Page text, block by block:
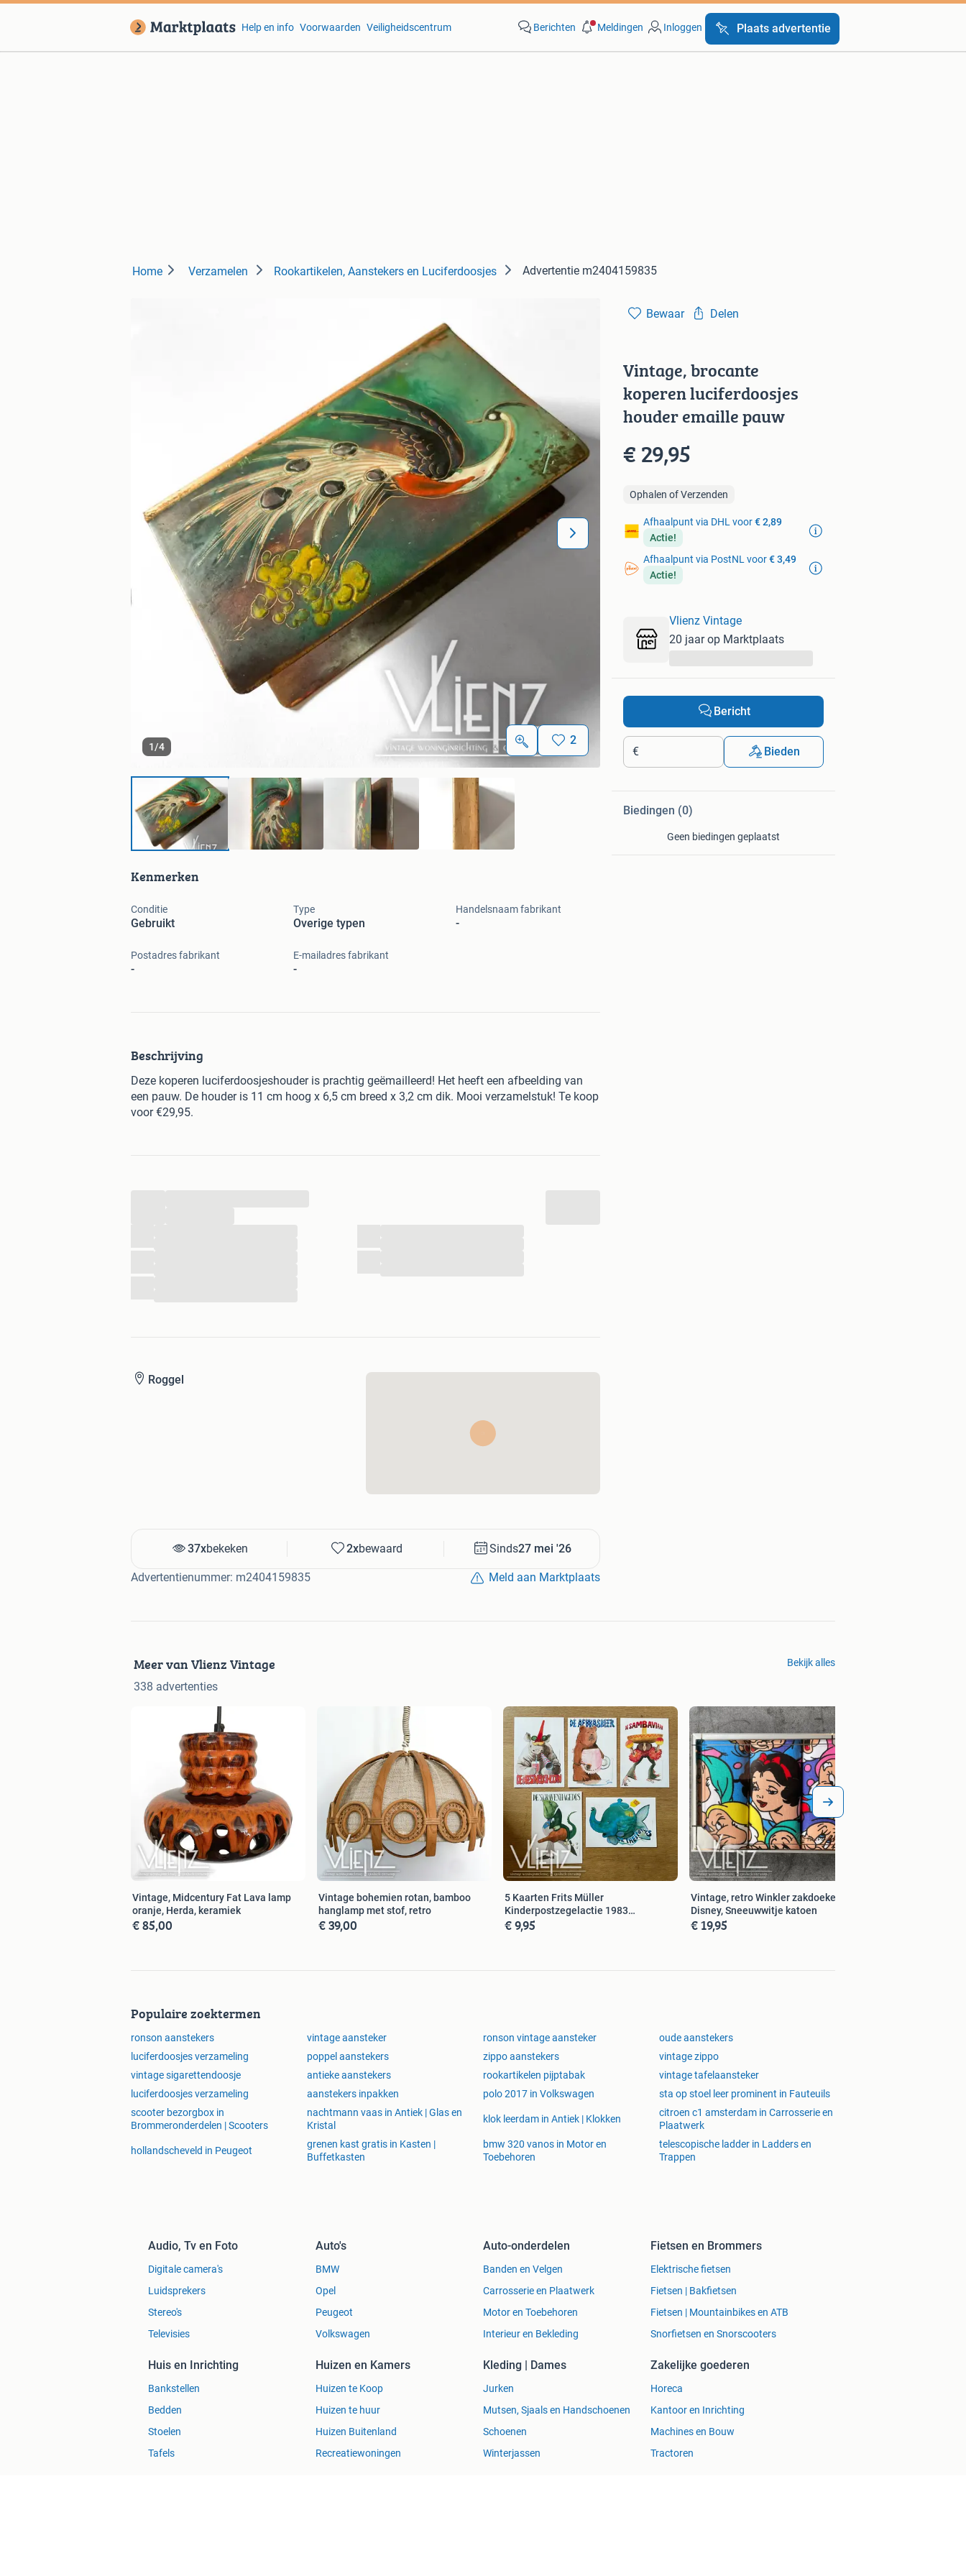
Help en info Voorwaarden Veiligheidscentrum Berichten Meldingen Inloggen Plaats advertentie
Home Verzamelen Rookartikelen, Aanstekers en Luciferdoosjes Advertentie m2404159835
1/4 2
Kenmerken
Conditie
Gebruikt
Type
Overige typen
Handelsnaam fabrikant
-
Postadres fabrikant
-
E-mailadres fabrikant
-
Beschrijving
Deze koperen luciferdoosjeshouder is prachtig geëmailleerd! Het heeft een afbeelding van
een pauw. De houder is 11 cm hoog x 6,5 cm breed x 3,2 cm dik. Mooi verzamelstuk! Te koop
voor €29,95.
Roggel
37xbekeken 2xbewaard Sinds27 mei '26
Advertentienummer: m2404159835 Meld aan Marktplaats
Bewaar Delen
Vintage, brocante
koperen luciferdoosjes
houder emaille pauw
€ 29,95
Ophalen of Verzenden
Afhaalpunt via DHL voor€ 2,89
Actie!
Afhaalpunt via PostNL voor€ 3,49
Actie!
Vlienz Vintage
20 jaar op Marktplaats
Bericht
€ Bieden
Biedingen (0)
Geen biedingen geplaatst
Meer van Vlienz Vintage
338 advertenties
Bekijk alles
Vintage, Midcentury Fat Lava lamp
oranje, Herda, keramiek
€ 85,00
Vintage bohemien rotan, bamboo
hanglamp met stof, retro
€ 39,00
5 Kaarten Frits Müller
Kinderpostzegelactie 1983
wenskaart
€ 9,95
Vintage, retro Winkler zakdoeken
Disney, Sneeuwwitje katoen
€ 19,95
Populaire zoektermen
ronson aanstekers vintage aansteker ronson vintage aansteker
oude aanstekers
luciferdoosjes verzameling
poppel aanstekers zippo aanstekers
vintage zippo
vintage sigarettendoosje
antieke aanstekers rookartikelen pijptabak
vintage tafelaansteker
luciferdoosjes verzameling
aanstekers inpakken polo 2017 in Volkswagen
sta op stoel leer prominent in Fauteuils
scooter bezorgbox in
Brommeronderdelen | Scooters
nachtmann vaas in Antiek | Glas en
Kristal
klok leerdam in Antiek | Klokken
citroen c1 amsterdam in Carrosserie en
Plaatwerk
hollandscheveld in Peugeot
grenen kast gratis in Kasten |
Buffetkasten
bmw 320 vanos in Motor en
Toebehoren
telescopische ladder in Ladders en
Trappen
Audio, Tv en Foto
Digitale camera's
Luidsprekers
Stereo's
Televisies
Auto's
BMW
Opel
Peugeot
Volkswagen
Auto-onderdelen
Banden en Velgen
Carrosserie en Plaatwerk
Motor en Toebehoren
Interieur en Bekleding
Fietsen en Brommers
Elektrische fietsen
Fietsen | Bakfietsen
Fietsen | Mountainbikes en ATB
Snorfietsen en Snorscooters
Huis en Inrichting
Bankstellen
Bedden
Stoelen
Tafels
Huizen en Kamers
Huizen te Koop
Huizen te huur
Huizen Buitenland
Recreatiewoningen
Kleding | Dames
Jurken
Mutsen, Sjaals en Handschoenen
Schoenen
Winterjassen
Zakelijke goederen
Horeca
Kantoor en Inrichting
Machines en Bouw
Tractoren